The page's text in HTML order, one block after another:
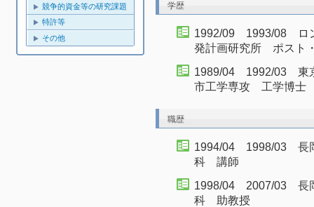
競争的資金等の研究課題
特許等
その他
学歴
1992/09 1993/08 ロ
発計画研究所 ポスト
1989/04 1992/03 東
市工学専攻 工学博士
職歴
1994/04 1998/03 長
科 講師
1998/04 2007/03 長
科 助教授